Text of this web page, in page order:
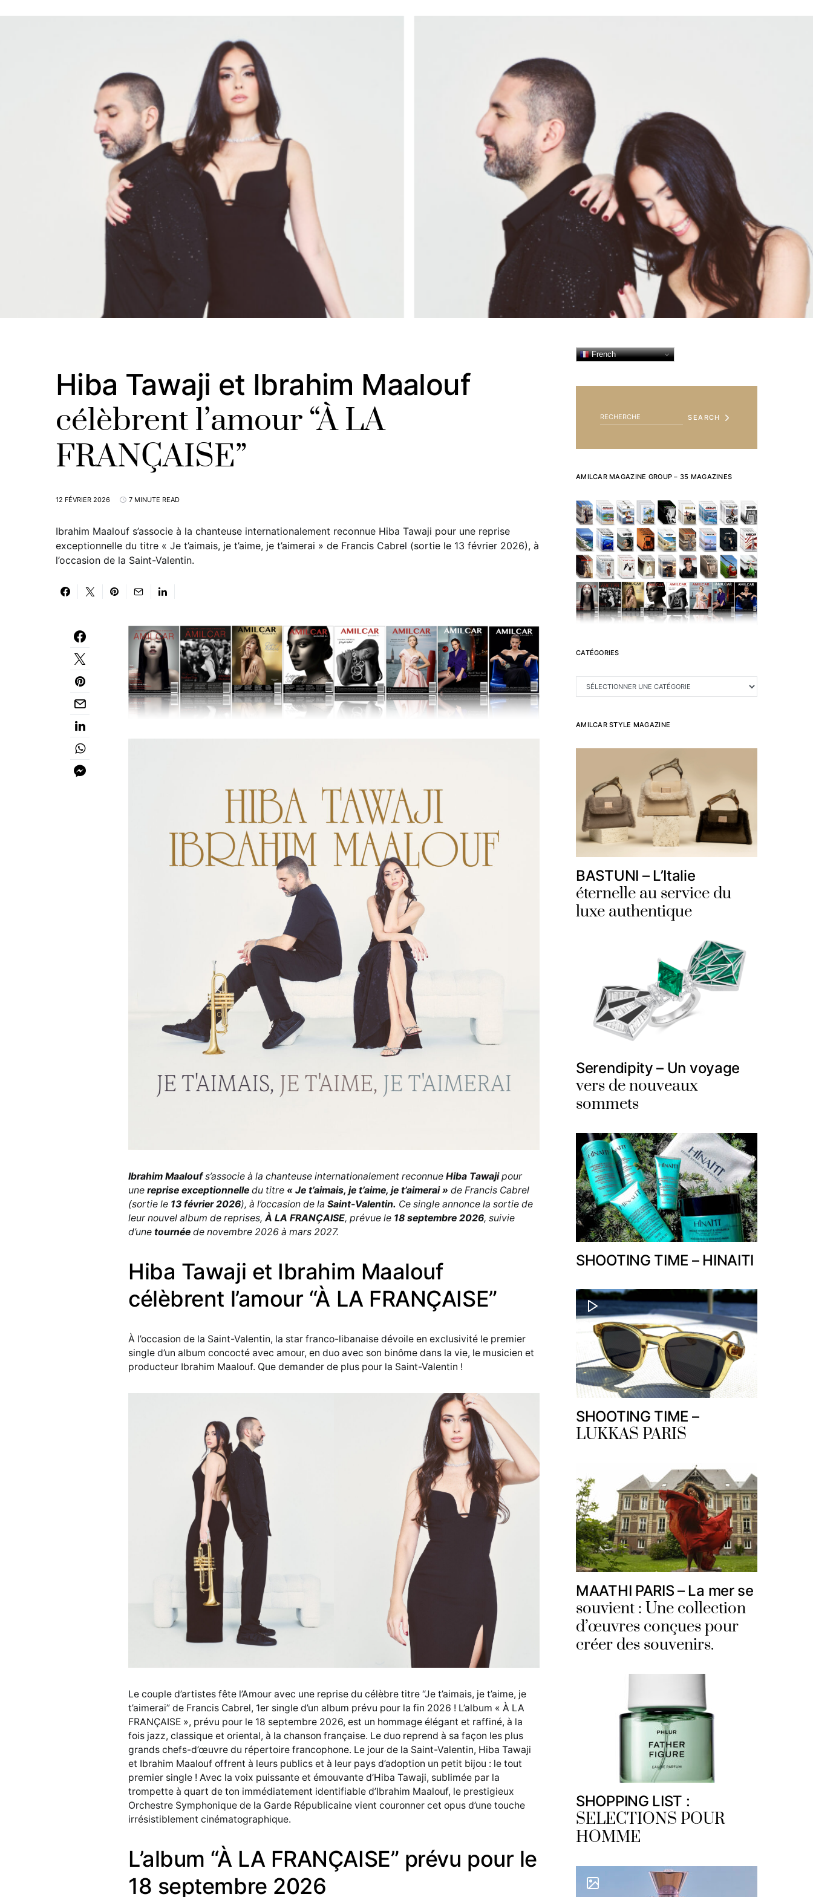
Hiba Tawaji et Ibrahim Maalouf
célèbrent l’amour “À LA
FRANÇAISE”
12 FÉVRIER 2026 7 MINUTE READ
Ibrahim Maalouf s’associe à la chanteuse internationalement reconnue Hiba Tawaji pour une reprise
exceptionnelle du titre « Je t’aimais, je t’aime, je t’aimerai » de Francis Cabrel (sortie le 13 février 2026), à
l’occasion de la Saint-Valentin.
Ibrahim Maaloufs’associe à la chanteuse internationalement reconnue Hiba Tawajipour
une reprise exceptionnelle du titre « Je t’aimais, je t’aime, je t’aimerai » de Francis Cabrel
(sortie le 13 février 2026), à l’occasion de la Saint-Valentin. Ce single annonce la sortie de
leur nouvel album de reprises,À LA FRANÇAISE, prévue le 18 septembre 2026, suivie
d’une tournée de novembre 2026 à mars 2027.
Hiba Tawaji et Ibrahim Maalouf
célèbrent l’amour “À LA FRANÇAISE”
À l’occasion de la Saint-Valentin, la star franco-libanaise dévoile en exclusivité le premier
single d’un album concocté avec amour, en duo avec son binôme dans la vie, le musicien et
producteur Ibrahim Maalouf. Que demander de plus pour la Saint-Valentin !
Le couple d’artistes fête l’Amour avec une reprise du célèbre titre “Je t’aimais, je t’aime, je
t’aimerai” de Francis Cabrel, 1er single d’un album prévu pour la fin 2026 ! L’album « À LA
FRANÇAISE », prévu pour le 18 septembre 2026, est un hommage élégant et raffiné, à la
fois jazz, classique et oriental, à la chanson française. Le duo reprend à sa façon les plus
grands chefs-d’œuvre du répertoire francophone. Le jour de la Saint-Valentin, Hiba Tawaji
et Ibrahim Maalouf offrent à leurs publics et à leur pays d’adoption un petit bijou : le tout
premier single ! Avec la voix puissante et émouvante d’Hiba Tawaji, sublimée par la
trompette à quart de ton immédiatement identifiable d’Ibrahim Maalouf, le prestigieux
Orchestre Symphonique de la Garde Républicaine vient couronner cet opus d’une touche
irrésistiblement cinématographique.
L’album “À LA FRANÇAISE” prévu pour le
18 septembre 2026
French
SEARCH
AMILCAR MAGAZINE GROUP – 35 MAGAZINES
CATÉGORIES
CATÉGORIES
AMILCAR STYLE MAGAZINE
BASTUNI – L’Italie
éternelle au service du
luxe authentique
Serendipity – Un voyage
vers de nouveaux
sommets
SHOOTING TIME – HINAITI
SHOOTING TIME –
LUKKAS PARIS
MAATHI PARIS – La mer se
souvient : Une collection
d’œuvres conçues pour
créer des souvenirs.
SHOPPING LIST :
SELECTIONS POUR
HOMME